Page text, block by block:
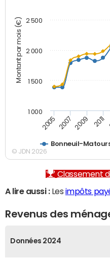
Montant par mois (€)
Bonneuil-
2005 2007 2009 2011
1 000
1 500
2 000
2 500
© JDN 2026
Classement
A lire aussi :Les impôts
Revenus des
Données 2024